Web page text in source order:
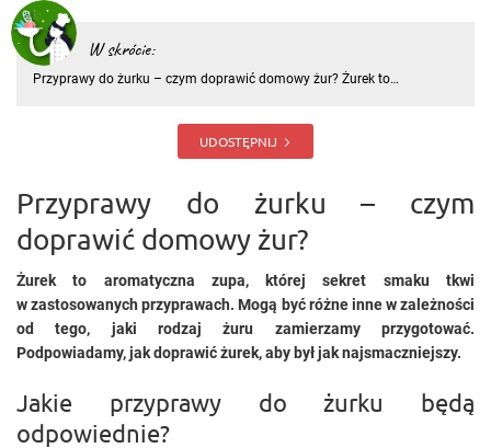
W skrócie:
Przyprawy do żurku – czym doprawić domowy żur? Żurek to
żuru zamierzamy przygotować. Podpowiadamy, jak doprawić żurek,
UDOSTĘPNIJ
Przyprawy do żurku – czym
doprawić domowy żur?
Żurek to aromatyczna zupa, której sekret smaku tkwi
w zastosowanych przyprawach. Mogą być różne inne w zależności
od tego, jaki rodzaj żuru zamierzamy przygotować.
Podpowiadamy, jak doprawić żurek, aby był jak najsmaczniejszy.
Jakie przyprawy do żurku będą
odpowiednie?